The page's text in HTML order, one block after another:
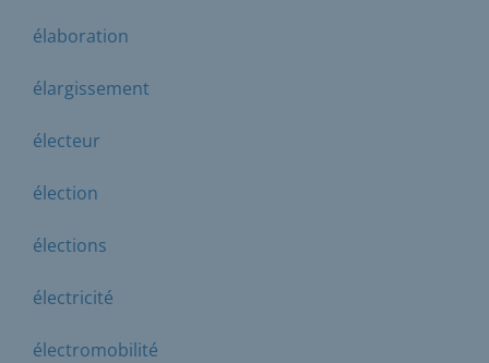
élaboration
élargissement
électeur
élection
élections
électricité
électromobilité